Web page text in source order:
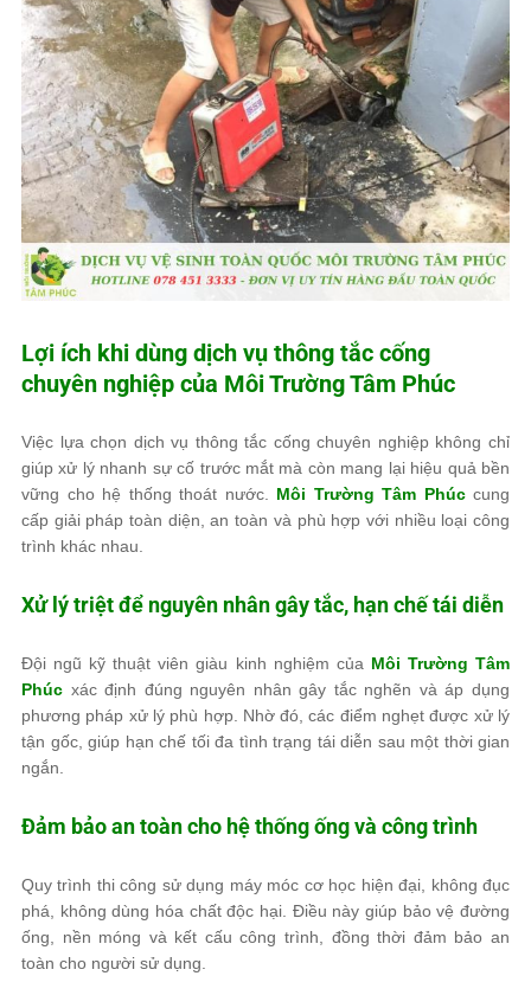
Lợi ích khi dùng dịch vụ thông tắc cống
chuyên nghiệp của Môi Trường Tâm Phúc
Việc lựa chọn dịch vụ thông tắc cống chuyên nghiệp không chỉ
giúp xử lý nhanh sự cố trước mắt mà còn mang lại hiệu quả bền
vững cho hệ thống thoát nước. Môi Trường Tâm Phúccung
cấp giải pháp toàn diện, an toàn và phù hợp với nhiều loại công
trình khác nhau.
Xử lý triệt để nguyên nhân gây tắc, hạn chế tái diễn
Đội ngũ kỹ thuật viên giàu kinh nghiệm của Môi Trường Tâm
Phúc xác định đúng nguyên nhân gây tắc nghẽn và áp dụng
phương pháp xử lý phù hợp. Nhờ đó, các điểm nghẹt được xử lý
tận gốc, giúp hạn chế tối đa tình trạng tái diễn sau một thời gian
ngắn.
Đảm bảo an toàn cho hệ thống ống và công trình
Quy trình thi công sử dụng máy móc cơ học hiện đại, không đục
phá, không dùng hóa chất độc hại. Điều này giúp bảo vệ đường
ống, nền móng và kết cấu công trình, đồng thời đảm bảo an
toàn cho người sử dụng.